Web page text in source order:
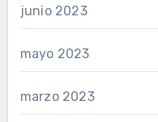
junio 2023
mayo 2023
marzo 2023